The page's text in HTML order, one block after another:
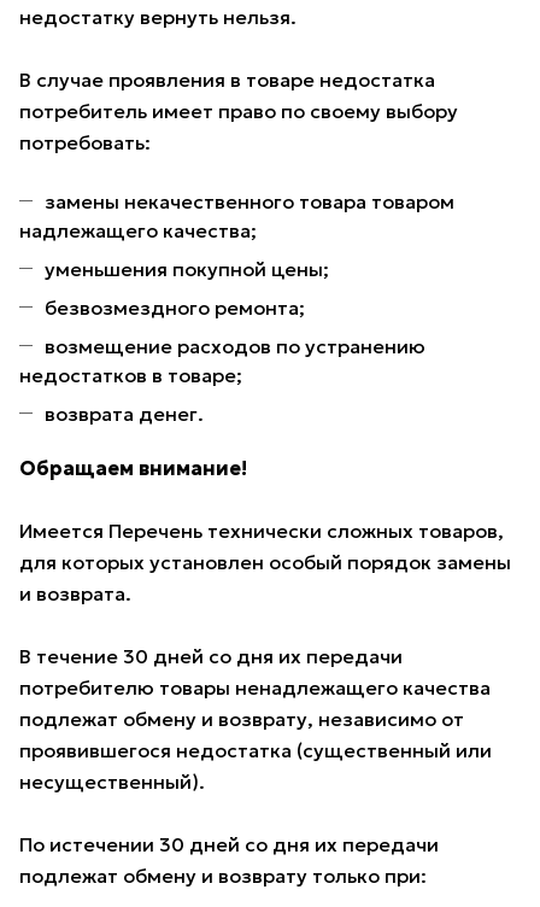
недостатку вернуть нельзя.
В случае проявления в товаре недостатка
потребитель имеет право по своему выбору
потребовать:
замены некачественного товара товаром
надлежащего качества;
уменьшения покупной цены;
безвозмездного ремонта;
возмещение расходов по устранению
недостатков в товаре;
возврата денег.
Обращаем внимание!
Имеется Перечень технически сложных товаров,
для которых установлен особый порядок замены
и возврата.
В течение 30 дней со дня их передачи
потребителю товары ненадлежащего качества
подлежат обмену и возврату, независимо от
проявившегося недостатка (существенный или
несущественный).
По истечении 30 дней со дня их передачи
подлежат обмену и возврату только при: